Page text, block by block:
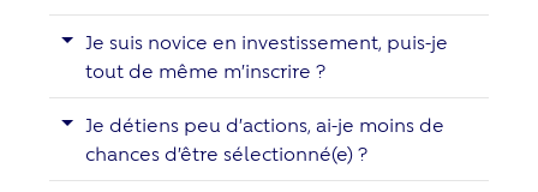
Je suis novice en investissement, puis-je
tout de même m’inscrire ?
Je détiens peu d’actions, ai-je moins de
chances d’être sélectionné(e) ?